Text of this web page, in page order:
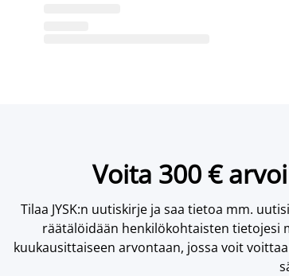
Voita 300 €
Tilaa JYSK:n uutiskirje ja saa tietoa mm.
räätälöidään henkilökohtaisten tietojesi
kuukausittaiseen arvontaan, jossa voit